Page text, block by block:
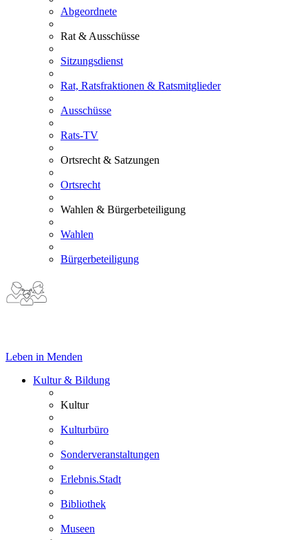
Abgeordnete
Rat & Ausschüsse
Sitzungsdienst
Rat, Ratsfraktionen & Ratsmitglieder
Ausschüsse
Rats-TV
Ortsrecht & Satzungen
Ortsrecht
Wahlen & Bürgerbeteiligung
Wahlen
Bürgerbeteiligung
Leben in Menden
Kultur & Bildung
Kultur
Kulturbüro
Sonderveranstaltungen
Erlebnis.Stadt
Bibliothek
Museen